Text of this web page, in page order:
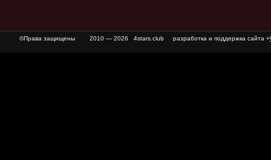
©Права защищены 2010 — 2026 4stars.club разработка и поддержка сайта +